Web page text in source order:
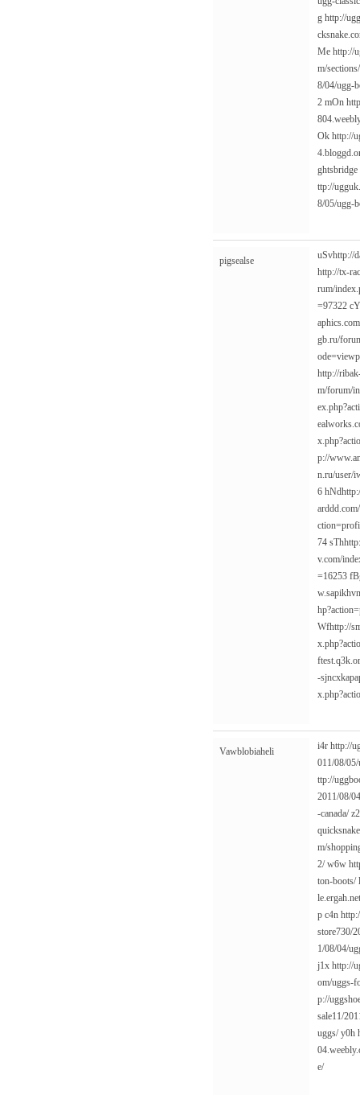
g http://
Me http://
m/
8/04/ugg-
2 mOn
Ok http://
ghtsbridge
ttp://
8/05/ugg-
pigsealse uSvhttp://
http://tx-
rum/
=97322
gb.ru/
http://
m/forum/
p://
n.ru/user/
6 hNd
74 sTh
v.com/
=16253
Wfhttp://
-
Vawblobiaheli i4r http://
011/08/
ttp://
2011/08/
-canada/
m/
2/w6w
ton-boots/
p c4n
store730/
1/08/04/
j1x http://
om/uggs-
p://
sale11/
uggs/y0h
e/